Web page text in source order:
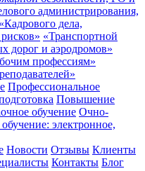
администрирования,
«Кадрового дела,
«Транспортной
дорог и аэродромов»
профессиям»
Профессиональное
Повышение
обучение Очно-
электронное,
Новости Отзывы Клиенты
Контакты Блог